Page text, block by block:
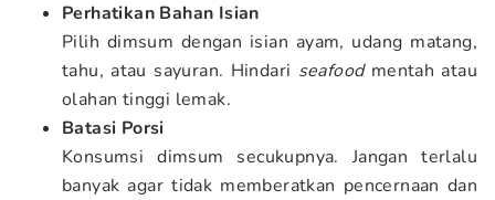
Perhatikan Bahan Isian
Pilih dimsum dengan isian ayam, udang matang,
tahu, atau sayuran. Hindari seafoodmentah atau
olahan tinggi lemak.
Batasi Porsi
Konsumsi dimsum secukupnya. Jangan terlalu
banyak agar tidak memberatkan pencernaan dan